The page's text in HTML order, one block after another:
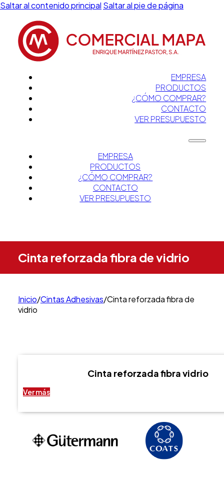
Saltar al contenido principal Saltar al pie de página
EMPRESA
PRODUCTOS
¿CÓMO COMPRAR?
CONTACTO
VER PRESUPUESTO
EMPRESA
PRODUCTOS
¿CÓMO COMPRAR?
CONTACTO
VER PRESUPUESTO
Cinta reforzada fibra de vidrio
Inicio/Cintas Adhesivas/Cinta reforzada fibra de
vidrio
Cinta reforzada fibra vidrio
Ver más